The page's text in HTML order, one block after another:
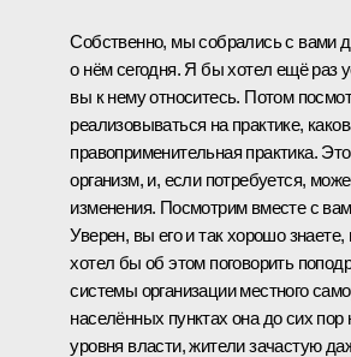
Собственно, мы собрались с вами
о нём сегодня. Я бы хотел ещё раз
вы к нему относитесь. Потом
реализовываться на практике,
правоприменительная практика.
организм, и, если потребуется,
изменения. Посмотрим вместе с
Уверен, вы его и так хорошо знаете,
хотел бы об этом поговорить
системы организации местного
населённых пунктах она до сих
уровня власти, жители зачастую